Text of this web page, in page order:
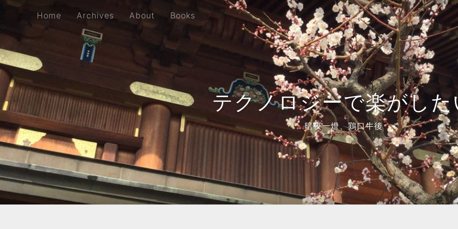
テクノロジーで楽がし
暗夜一燈、鶏口牛後
Home Archives About Books
Home